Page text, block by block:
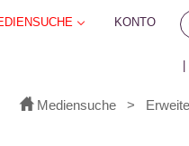
KONTO
Mediensuche >